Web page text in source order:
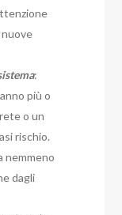
:
più o
o un
rischio.
nemmeno
dagli